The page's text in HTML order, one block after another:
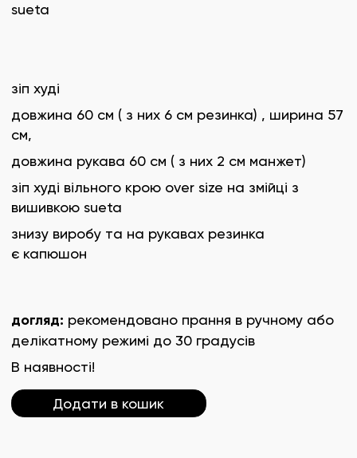
sueta
зіп худі
довжина 60 см ( з них 6 см резинка) , ширина 57
см,
довжина рукава 60 см ( з них 2 см манжет)
зіп худі вільного крою over size на змійці з
вишивкою sueta
знизу виробу та на рукавах резинка
є капюшон
догляд: рекомендовано прання в ручному або
делікатному режимі до 30 градусів
В наявності!
Додати в кошик